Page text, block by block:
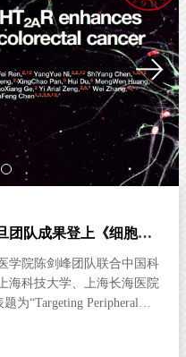
团队成果登上《细胞》
学院陈剑峰团队联合中国科
海科技大学、上海长海医院
为“Targeting Peripheral
免疫）”的研究论文。这项